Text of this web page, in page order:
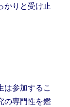
かりと受け止
参加するこ
の専門性を鑑